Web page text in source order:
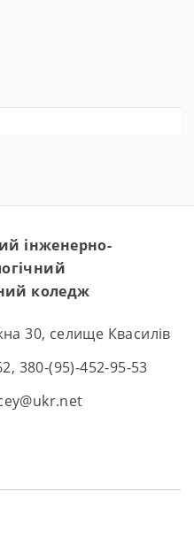
інженерно-
коледж
30, селище Квасилів
380-(95)-452-95-53